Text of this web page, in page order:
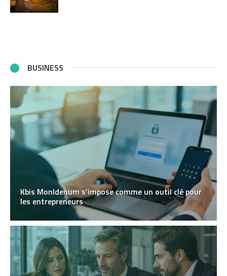
BUSINESS
Kbis MonIdenum s’impose comme un outil clé pour
les entrepreneurs